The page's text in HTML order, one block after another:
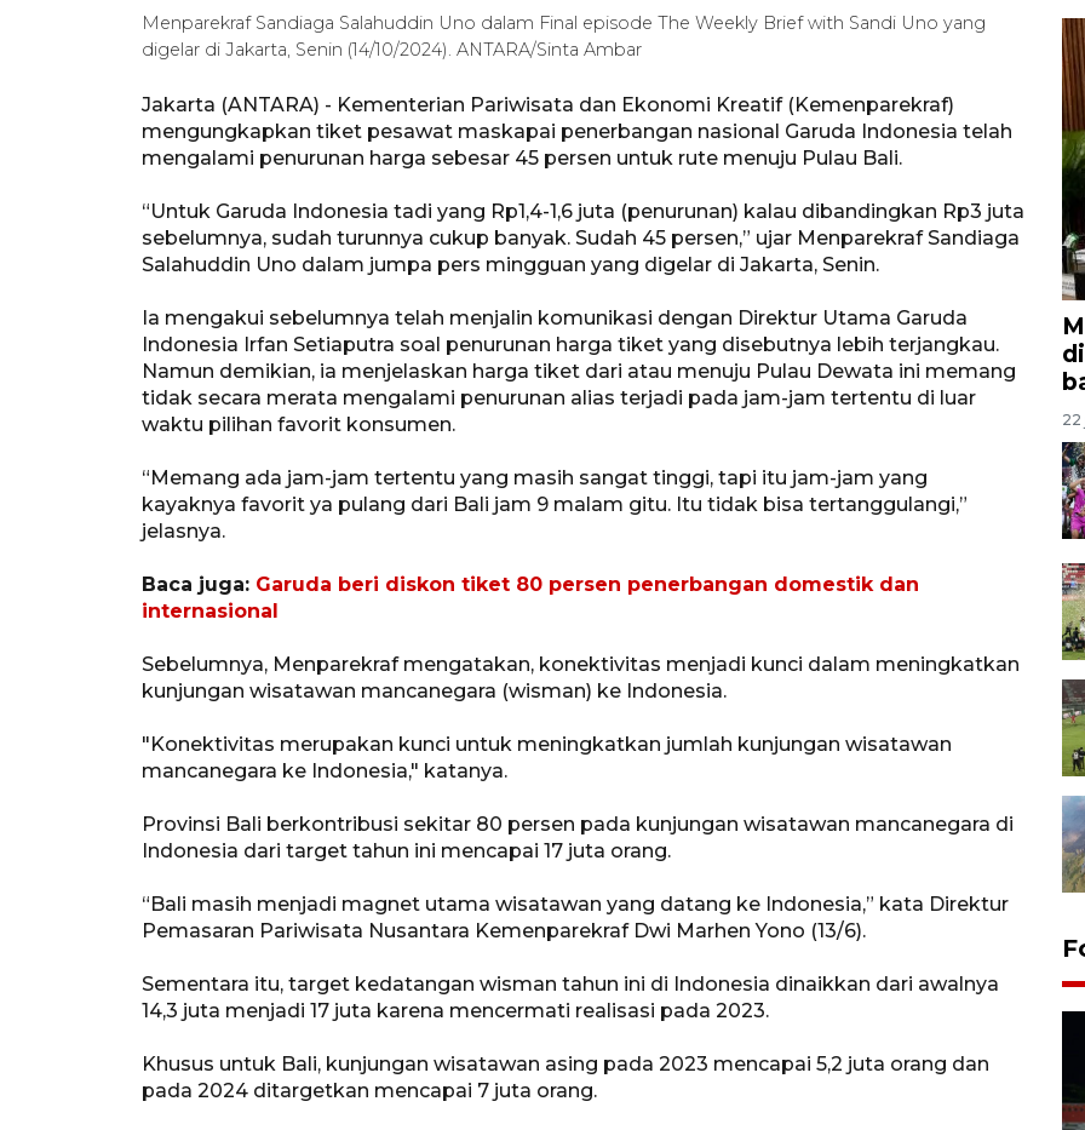
Menparekraf Sandiaga Salahuddin Uno dalam Final episode The Weekly Brief with Sandi Uno yang
digelar di Jakarta, Senin (14/10/2024). ANTARA/Sinta Ambar
Jakarta (ANTARA) - Kementerian Pariwisata dan Ekonomi Kreatif (Kemenparekraf)
mengungkapkan tiket pesawat maskapai penerbangan nasional Garuda Indonesia telah
mengalami penurunan harga sebesar 45 persen untuk rute menuju Pulau Bali.
“Untuk Garuda Indonesia tadi yang Rp1,4-1,6 juta (penurunan) kalau dibandingkan Rp3 juta
sebelumnya, sudah turunnya cukup banyak. Sudah 45 persen,” ujar Menparekraf Sandiaga
Salahuddin Uno dalam jumpa pers mingguan yang digelar di Jakarta, Senin.
Ia mengakui sebelumnya telah menjalin komunikasi dengan Direktur Utama Garuda
Indonesia Irfan Setiaputra soal penurunan harga tiket yang disebutnya lebih terjangkau.
Namun demikian, ia menjelaskan harga tiket dari atau menuju Pulau Dewata ini memang
tidak secara merata mengalami penurunan alias terjadi pada jam-jam tertentu di luar
waktu pilihan favorit konsumen.
“Memang ada jam-jam tertentu yang masih sangat tinggi, tapi itu jam-jam yang
kayaknya favorit ya pulang dari Bali jam 9 malam gitu. Itu tidak bisa tertanggulangi,”
jelasnya.
Baca juga: Garuda beri diskon tiket 80 persen penerbangan domestik dan
internasional
Sebelumnya, Menparekraf mengatakan, konektivitas menjadi kunci dalam meningkatkan
kunjungan wisatawan mancanegara (wisman) ke Indonesia.
"Konektivitas merupakan kunci untuk meningkatkan jumlah kunjungan wisatawan
mancanegara ke Indonesia," katanya.
Provinsi Bali berkontribusi sekitar 80 persen pada kunjungan wisatawan mancanegara di
Indonesia dari target tahun ini mencapai 17 juta orang.
“Bali masih menjadi magnet utama wisatawan yang datang ke Indonesia,” kata Direktur
Pemasaran Pariwisata Nusantara Kemenparekraf Dwi Marhen Yono (13/6).
Sementara itu, target kedatangan wisman tahun ini di Indonesia dinaikkan dari awalnya
14,3 juta menjadi 17 juta karena mencermati realisasi pada 2023.
Khusus untuk Bali, kunjungan wisatawan asing pada 2023 mencapai 5,2 juta orang dan
pada 2024 ditargetkan mencapai 7 juta orang.
22